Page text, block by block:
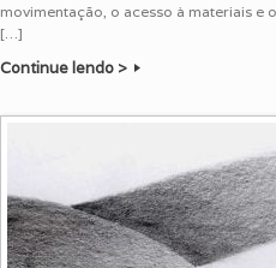
movimentação, o acesso à materiais e
[…]
Continue lendo >